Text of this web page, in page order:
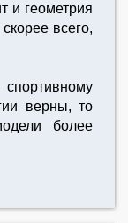
и геометрия
всего,
верны, то
более